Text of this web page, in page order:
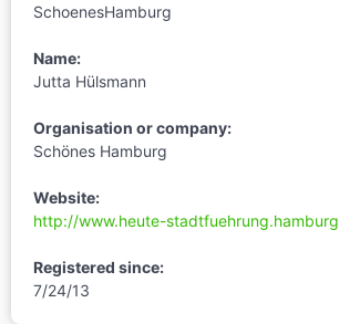
SchoenesHamburg
Name:
Jutta Hülsmann
Organisation or company:
Schönes Hamburg
Website:
http://www.heute-stadtfuehrung.hamburg
Registered since:
7/24/13